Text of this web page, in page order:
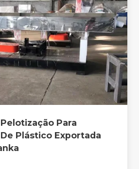
Para
Plástico Exportada